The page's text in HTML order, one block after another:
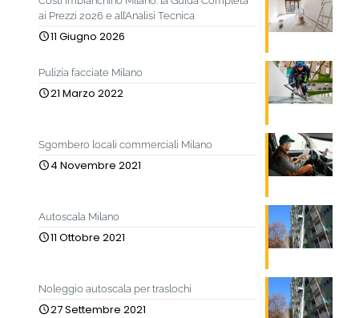
ai Prezzi 2026 e all’Analisi Tecnica
11 Giugno 2026
Pulizia facciate Milano
21 Marzo 2022
Sgombero locali commerciali Milano
4 Novembre 2021
Autoscala Milano
11 Ottobre 2021
Noleggio autoscala per traslochi
27 Settembre 2021